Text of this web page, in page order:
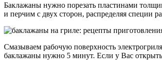
Баклажаны нужно порезать пластинами
и перчим с двух сторон, распределяя специи
Смазываем рабочую поверхность
баклажаны нужно 5 минут. Если у Вас